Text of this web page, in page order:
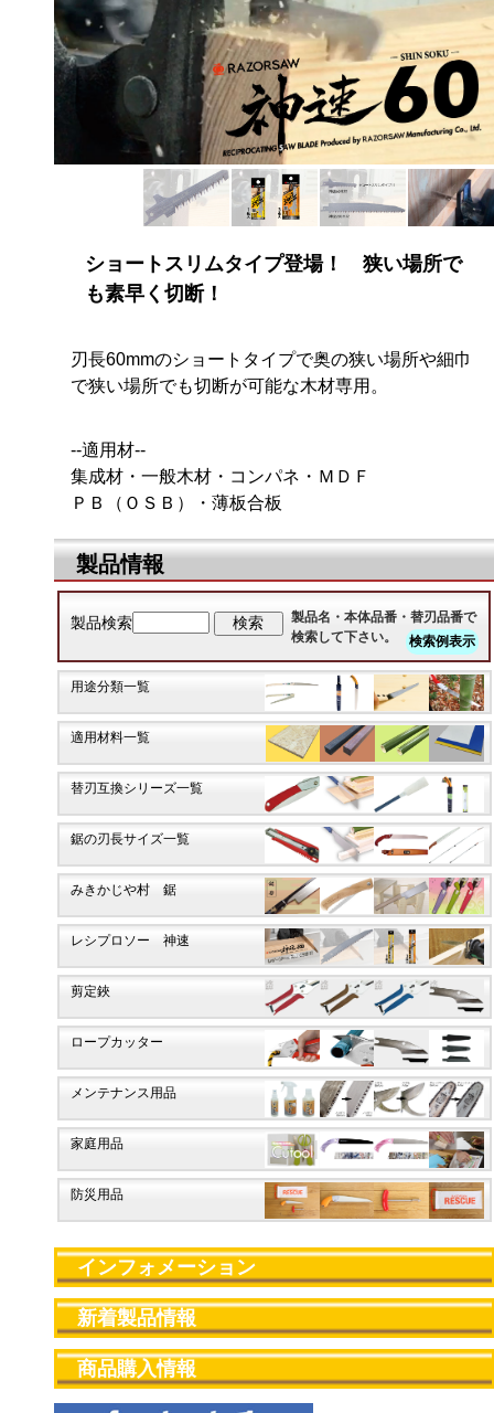
ショートスリムタイプ登場！ 狭い場所で
も素早く切断！
刃長60mmのショートタイプで奥の狭い場所や細巾
で狭い場所でも切断が可能な木材専用。
--適用材--
集成材・一般木材・コンパネ・ＭＤＦ
ＰＢ（ＯＳＢ）・薄板合板
製品情報
製品検索
製品名・本体品番・替刃品番で
検索して下さい。
検索例表示
用途分類一覧
適用材料一覧
替刃互換シリーズ一覧
鋸の刃長サイズ一覧
みきかじや村 鋸
レシプロソー 神速
剪定鋏
ロープカッター
メンテナンス用品
家庭用品
防災用品
インフォメーション
新着製品情報
商品購入情報